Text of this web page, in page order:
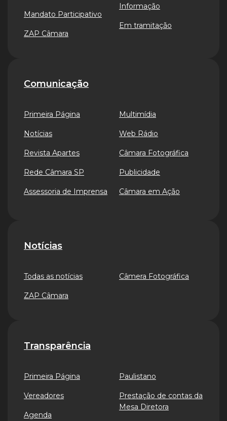
Mandato Participativo
ZAP Câmara
Informação
Em tramitação
Comunicação
Primeira Página
Notícias
Revista Apartes
Rede Câmara SP
Assessoria de Imprensa
Multimídia
Web Rádio
Câmara Fotográfica
Publicidade
Câmara em Ação
Notícias
Todas as notícias
ZAP Câmara
Câmera Fotográfica
Transparência
Primeira Página
Vereadores
Agenda
Paulistano
Prestação de contas da
Mesa Diretora